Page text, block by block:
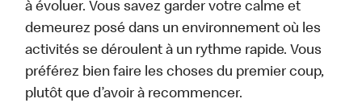
à évoluer. Vous savez garder votre calme et
demeurez posé dans un environnement où les
activités se déroulent à un rythme rapide. Vous
préférez bien faire les choses du premier coup,
plutôt que d’avoir à recommencer.